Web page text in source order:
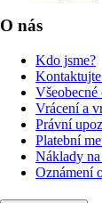
O nás
Kdo jsme?
Kontaktujte
Vrácení a
Právní
Platební
Náklady
Oznámení